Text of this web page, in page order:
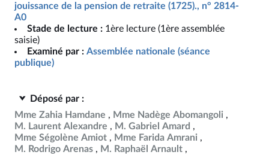
jouissance de la pension de retraite (1725)., n° 2814-
A0
Stade de lecture : 1ère lecture (1ère assemblée
saisie)
Examiné par : Assemblée nationale (séance
publique)
Déposé par :
Mme Zahia Hamdane
Mme Nadège Abomangoli
M. Laurent Alexandre
M. Gabriel Amard
Mme Ségolène Amiot
Mme Farida Amrani
M. Rodrigo Arenas
M. Raphaël Arnault